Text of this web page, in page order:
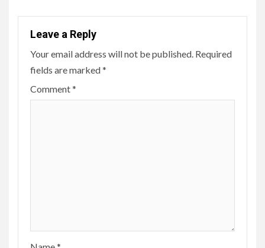
Leave a Reply
Your email address will not be published. Required
fields are marked*
Comment*